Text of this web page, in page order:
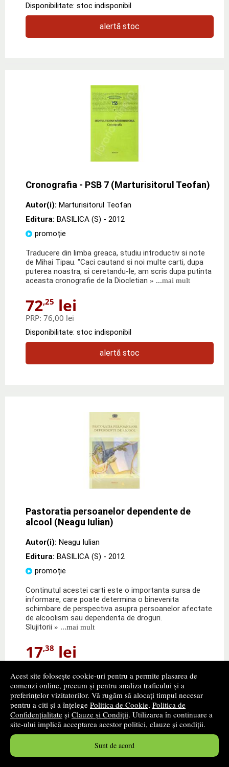
Acest site folosește cookie-uri pentru a permite plasarea de
comenzi online, precum și pentru analiza traficului și a
preferințelor vizitatorilor. Vă rugăm să alocați timpul necesar
pentru a citi și a înțelege Politica de Cookie, Politica de
Confidențialitate și Clauze și Condiții. Utilizarea în continuare a
site-ului implică acceptarea acestor politici, clauze și condiții.
Sunt de acord
Disponibilitate: stoc indisponibil
alertă stoc
Cronografia - PSB 7 (Marturisitorul Teofan)
Autor(i): Marturisitorul Teofan
Editura: BASILICA (S) - 2012
promoție
Traducere din limba greaca, studiu introductiv si note
de Mihai Tipau. "Caci cautand si noi multe carti, dupa
puterea noastra, si ceretandu-le, am scris dupa putinta
aceasta cronografie de la Diocletian » ...mai mult
72,25 lei
PRP: 76,00 lei
Disponibilitate: stoc indisponibil
alertă stoc
Pastoratia persoanelor dependente de
alcool (Neagu Iulian)
Autor(i): Neagu Iulian
Editura: BASILICA (S) - 2012
promoție
Continutul acestei carti este o importanta sursa de
informare, care poate determina o binevenita
schimbare de perspectiva asupra persoanelor afectate
de alcoolism sau dependenta de droguri.
Slujitorii » ...mai mult
17,38 lei
PRP:18,00 lei
Disponibilitate: stoc indisponibil
alertă stoc